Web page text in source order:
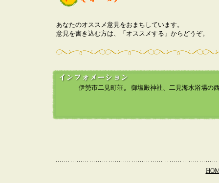
あなたのオススメ意見をおまちしています。
意見を書き込む方は、「オススメする」からどうぞ。
伊勢市二見町荘。 御塩殿神社、二見海水浴場の